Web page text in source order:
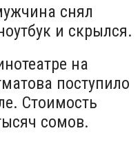
снял
и скрылся.
на
поступило
Стоимость
сомов.